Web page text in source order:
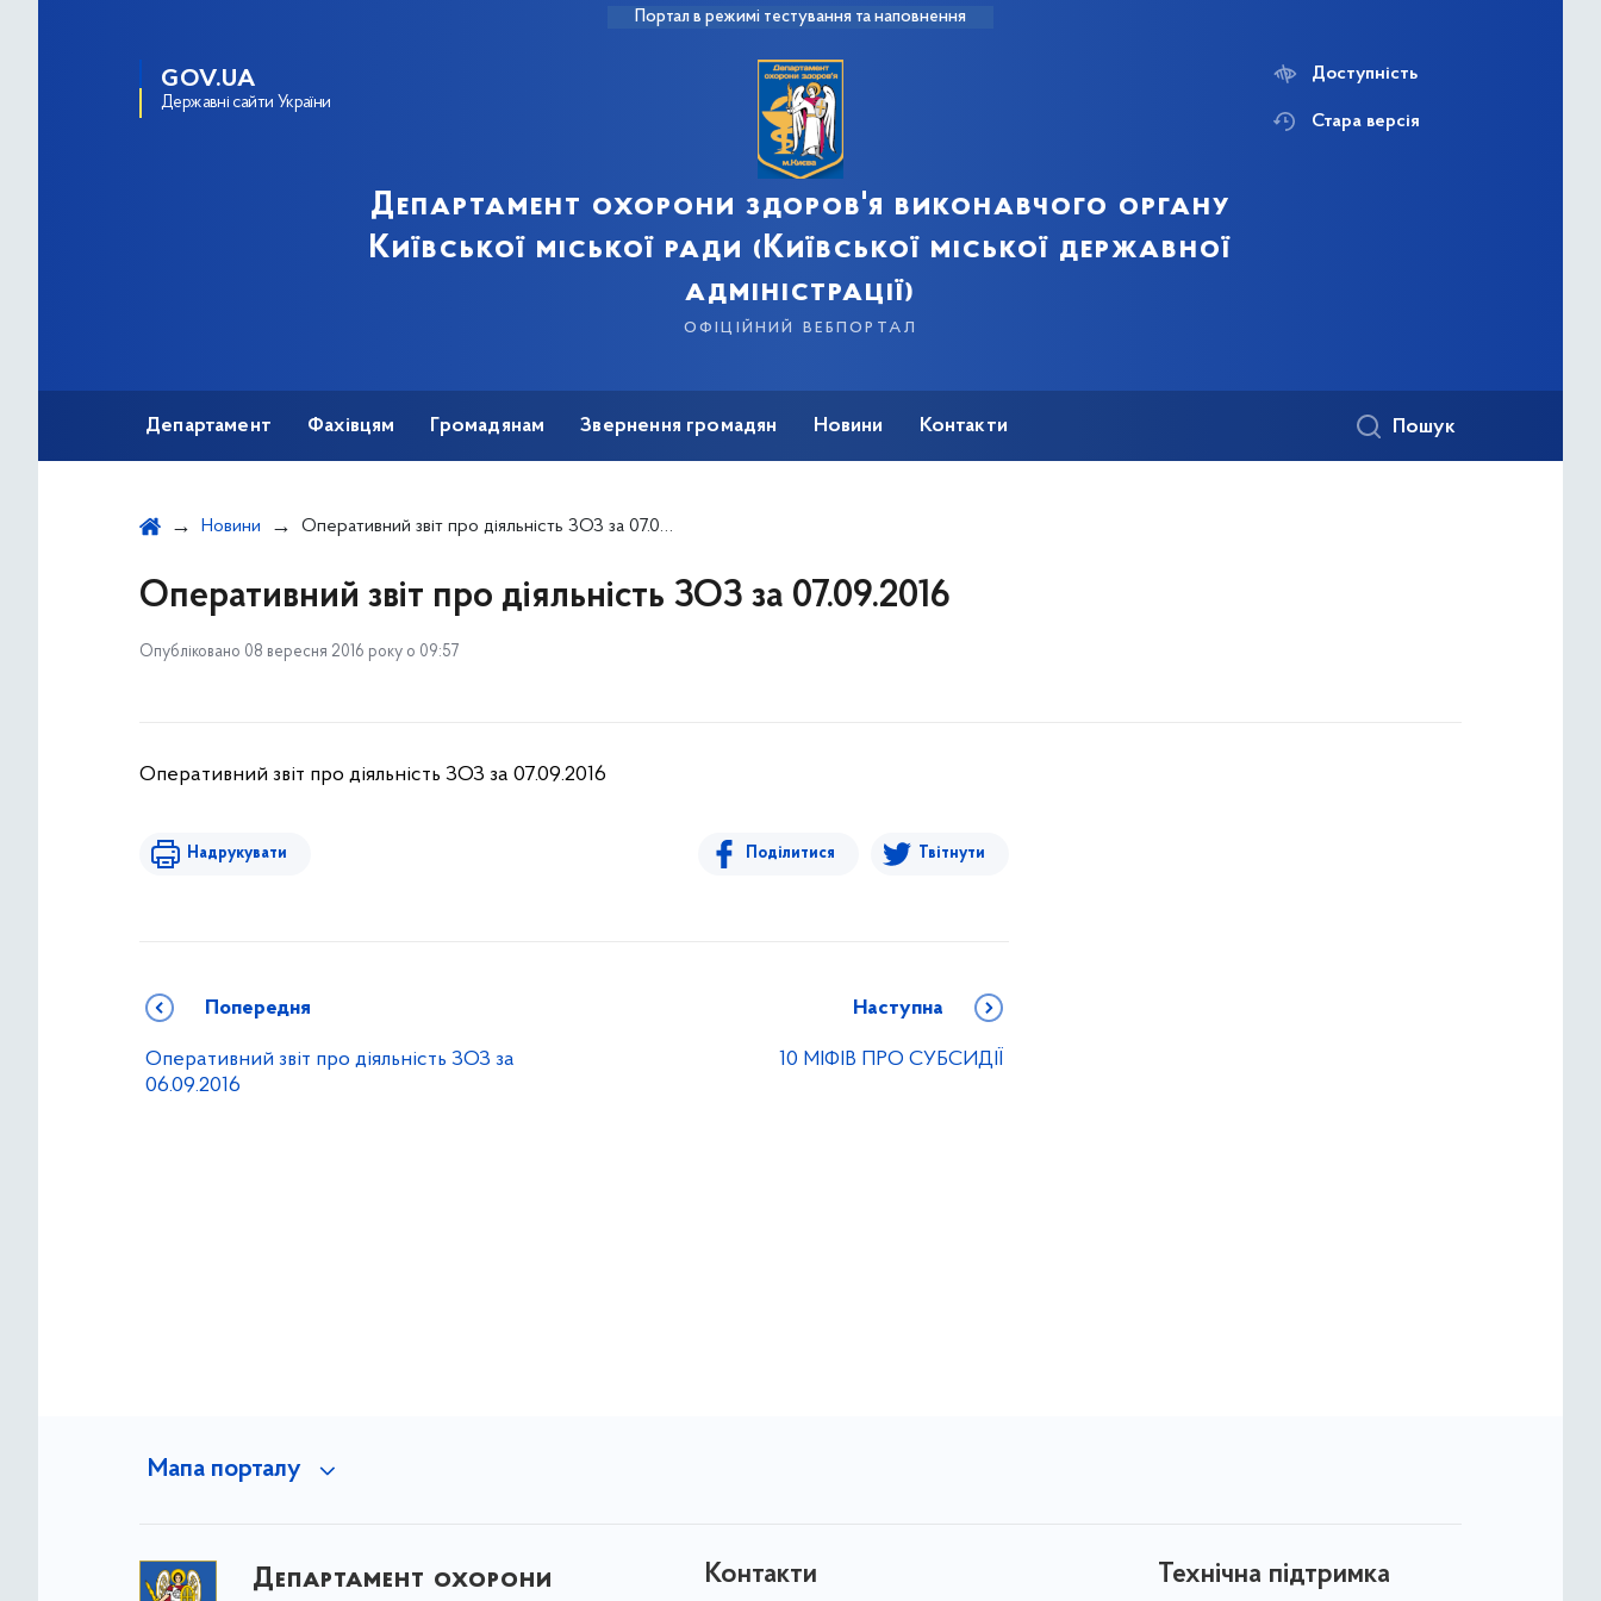
Портал в режимі тестування та наповнення
GOV.UA
Державні сайти України
Департамент охорони здоров'я виконавчого органу
Київської міської ради (Київської міської державної
адміністрації)
офіційний вебпортал
Доступність
Стара версія
Департамент Фахівцям Громадянам Звернення громадян Новини Контакти Пошук
Новини Оперативний звіт про діяльність ЗОЗ за 07.09.2016
Оперативний звіт про діяльність ЗОЗ за 07.09.2016
Опубліковано 08 вересня 2016 року о 09:57
Оперативний звіт про діяльність ЗОЗ за 07.09.2016
Надрукувати Поділитися Твітнути
Попередня
Оперативний звіт про діяльність ЗОЗ за
06.09.2016
Наступна
10 МІФІВ ПРО СУБСИДІЇ
Мапа порталу
Департамент охорони Контакти Технічна підтримка